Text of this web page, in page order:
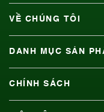
VỀ CHÚNG TÔI
DANH MỤC SẢN
CHÍNH SÁCH